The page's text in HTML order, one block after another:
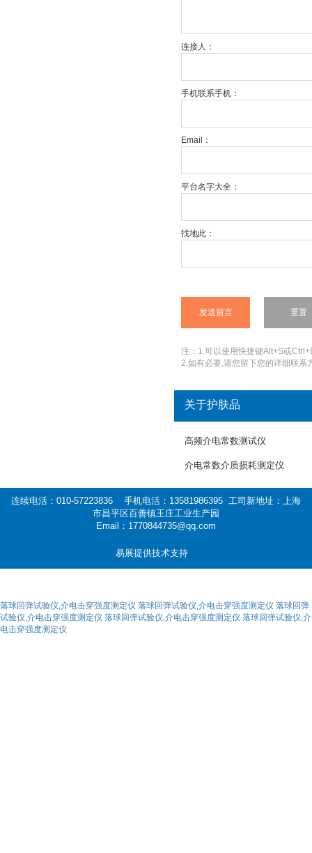
连接人：
手机联系手机：
Email：
平台名字大全：
找地此：
注：1.可以使用快捷键Alt+S或
2.如有必要,请您留下您的详细联系
关于护肤品
高频介电常数测试仪
介电常数介质损耗测定仪
连续电活：010-57223836 手机电活：13581986395 工司新地址：上海
市昌平区百善镇王庄工业生产园
Email：1770844735@qq.com
易展提供技术支持
落球回弹试验仪,介电击穿强度测定仪 落球回弹试验仪,介电击穿强度测定仪 落球回弹
试验仪,介电击穿强度测定仪 落球回弹试验仪,介电击穿强度测定仪 落球回弹试验仪,介
电击穿强度测定仪